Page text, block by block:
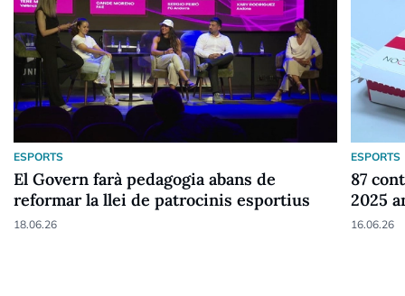
ESPORTS
El Govern farà pedagogia abans de
reformar la llei de patrocinis esportius
18.06.26
ESPORTS
87
2025
16.06.26